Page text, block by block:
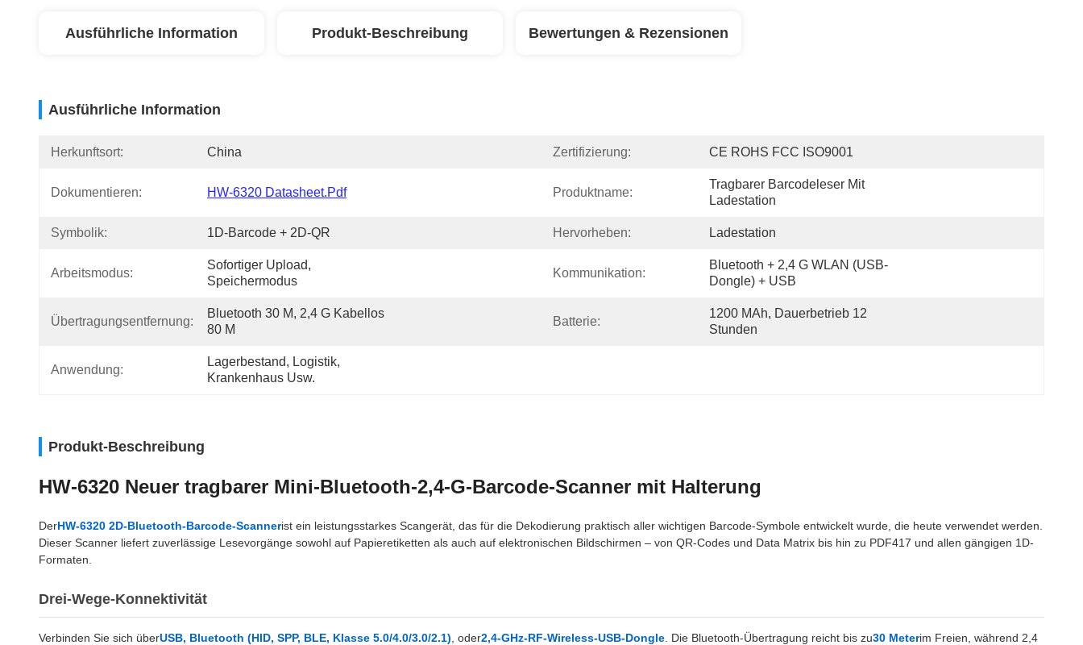
Ausführliche Information Produkt-Beschreibung Bewertungen & Rezensionen
Ausführliche Information
Herkunftsort: China Zertifizierung: CE ROHS FCC ISO9001
Dokumentieren: HW-6320 Datasheet.pdf Produktname:
Tragbarer Barcodeleser Mit
Ladestation
Symbolik: 1D-Barcode + 2D-QR Hervorheben: Ladestation
Arbeitsmodus:
Sofortiger Upload,
Speichermodus
Kommunikation:
Bluetooth + 2,4 G WLAN (USB-
Dongle) + USB
Übertragungsentfernung:
Bluetooth 30 M, 2,4 G Kabellos
80 M
Batterie:
1200 MAh, Dauerbetrieb 12
Stunden
Anwendung:
Lagerbestand, Logistik,
Krankenhaus Usw.
Produkt-Beschreibung
HW-6320 Neuer tragbarer Mini-Bluetooth-2,4-G-Barcode-Scanner mit Halterung
DerHW-6320 2D-Bluetooth-Barcode-Scannerist ein leistungsstarkes Scangerät, das für die Dekodierung praktisch aller wichtigen Barcode-Symbole entwickelt wurde, die heute verwendet werden.
Dieser Scanner liefert zuverlässige Lesevorgänge sowohl auf Papieretiketten als auch auf elektronischen Bildschirmen – von QR-Codes und Data Matrix bis hin zu PDF417 und allen gängigen 1D-
Formaten.
Drei-Wege-Konnektivität
Verbinden Sie sich überUSB, Bluetooth (HID, SPP, BLE, Klasse 5.0/4.0/3.0/2.1) , oder2,4-GHz-RF-Wireless-USB-Dongle . Die Bluetooth-Übertragung reicht bis zu30 Meterim Freien, während 2,4